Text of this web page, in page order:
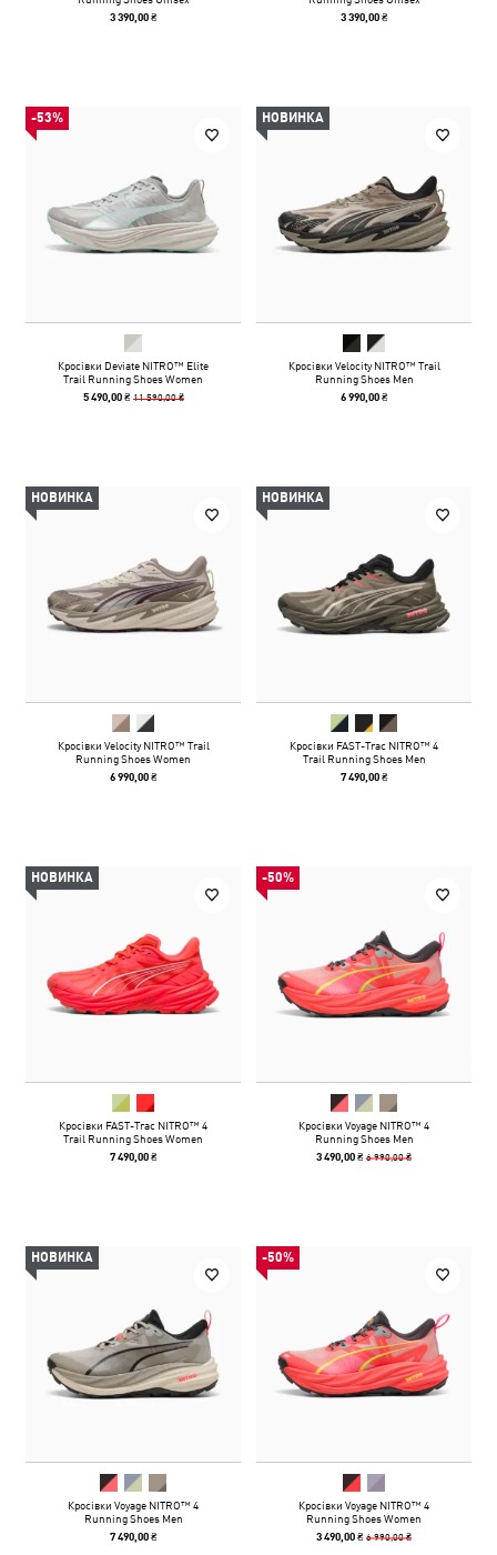
3 390,00 ₴ 3 390,00 ₴
-53%
Кросівки Deviate NITRO™ Elite
Trail Running Shoes Women
5 490,00 ₴ 11 590,00 ₴
НОВИНКА
Кросівки Velocity NITRO™ Trail
Running Shoes Men
6 990,00 ₴
НОВИНКА
Кросівки Velocity NITRO™ Trail
Running Shoes Women
6 990,00 ₴
НОВИНКА
Кросівки FAST-Trac NITRO™ 4
Trail Running Shoes Men
7 490,00 ₴
НОВИНКА
Кросівки FAST-Trac NITRO™ 4
Trail Running Shoes Women
7 490,00 ₴
-50%
Кросівки Voyage NITRO™ 4
Running Shoes Men
3 490,00 ₴6 990,00 ₴
НОВИНКА
Кросівки Voyage NITRO™ 4
Running Shoes Men
7 490,00 ₴
-50%
Кросівки Voyage NITRO™ 4
Running Shoes Women
3 490,00 ₴6 990,00 ₴